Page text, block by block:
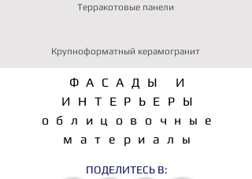
Терракотовые панели
Крупноформатный керамогранит
ФАСАДЫ И
ИНТЕРЬЕРЫ
облицовочные
материалы
ПОДЕЛИТЕСЬ В: